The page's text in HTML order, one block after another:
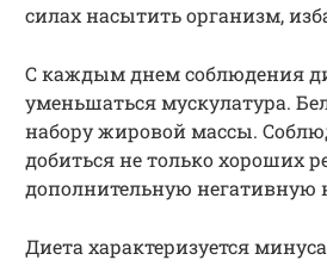
силах насытить организм,
С каждым днем соблюдения
уменьшаться мускулатура.
набору жировой массы.
добиться не только хороших
дополнительную негативную
Диета характеризуется